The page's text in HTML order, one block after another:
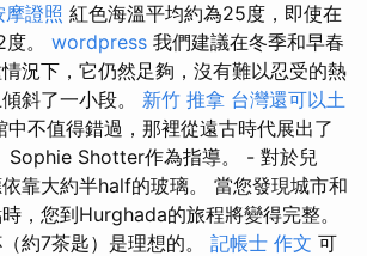
摩證照 紅色海溫平均約為25度，即使在
。 wordpress 我們建議在冬季和早春
況下，它仍然足夠，沒有難以忍受的熱
斜了一小段。 新竹 推拿 台灣還可以土
中不值得錯過，那裡從遠古時代展出了
Sophie Shotter作為指導。 - 對於兒
靠大約半half的玻璃。 當您發現城市和
，您到Hurghada的旅程將變得完整。
約7茶匙）是理想的。 記帳士 作文 可